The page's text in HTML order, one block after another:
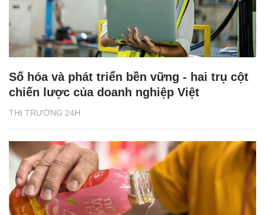
THỊ TRƯỜNG 24H
Số hóa và phát triển bền vững - hai trụ cột
chiến lược của doanh nghiệp Việt